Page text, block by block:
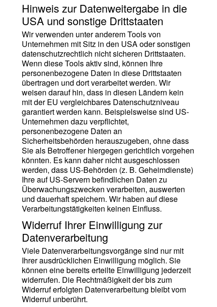
Hinweis zur Datenweitergabe in die
USA und sonstige Drittstaaten
Wir verwenden unter anderem Tools von
Unternehmen mit Sitz in den USA oder sonstigen
datenschutzrechtlich nicht sicheren Drittstaaten.
Wenn diese Tools aktiv sind, können Ihre
personenbezogene Daten in diese Drittstaaten
übertragen und dort verarbeitet werden. Wir
weisen darauf hin, dass in diesen Ländern kein
mit der EU vergleichbares Datenschutzniveau
garantiert werden kann. Beispielsweise sind US-
Unternehmen dazu verpflichtet,
personenbezogene Daten an
Sicherheitsbehörden herauszugeben, ohne dass
Sie als Betroffener hiergegen gerichtlich vorgehen
könnten. Es kann daher nicht ausgeschlossen
werden, dass US-Behörden (z. B. Geheimdienste)
Ihre auf US-Servern befindlichen Daten zu
Überwachungszwecken verarbeiten, auswerten
und dauerhaft speichern. Wir haben auf diese
Verarbeitungstätigkeiten keinen Einfluss.
Widerruf Ihrer Einwilligung zur
Datenverarbeitung
Viele Datenverarbeitungsvorgänge sind nur mit
Ihrer ausdrücklichen Einwilligung möglich. Sie
können eine bereits erteilte Einwilligung jederzeit
widerrufen. Die Rechtmäßigkeit der bis zum
Widerruf erfolgten Datenverarbeitung bleibt vom
Widerruf unberührt.